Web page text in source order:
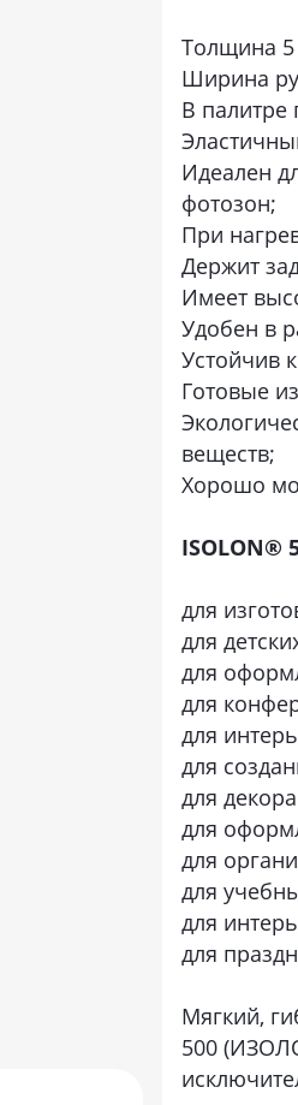
Толщина
Ширина
В палитре
Идеален
фотозон;
При
Держит
Имеет
Удобен в
Устойчив
Готовые
веществ;
Хорошо
ISOLON®
для
для
для
для
для
для
для
для
для
для
для
для
Мягкий,
500